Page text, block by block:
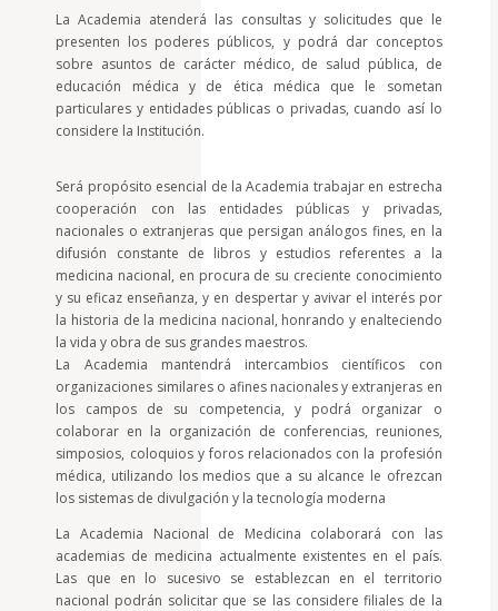
La Academia atenderá las consultas y solicitudes que le
presenten los poderes públicos, y podrá dar conceptos
sobre asuntos de carácter médico, de salud pública, de
educación médica y de ética médica que le sometan
particulares y entidades públicas o privadas, cuando así lo
considere la Institución.
Será propósito esencial de la Academia trabajar en estrecha
cooperación con las entidades públicas y privadas,
nacionales o extranjeras que persigan análogos fines, en la
difusión constante de libros y estudios referentes a la
medicina nacional, en procura de su creciente conocimiento
y su eficaz enseñanza, y en despertar y avivar el interés por
la historia de la medicina nacional, honrando y enalteciendo
la vida y obra de sus grandes maestros.
La Academia mantendrá intercambios científicos con
organizaciones similares o afines nacionales y extranjeras en
los campos de su competencia, y podrá organizar o
colaborar en la organización de conferencias, reuniones,
simposios, coloquios y foros relacionados con la profesión
médica, utilizando los medios que a su alcance le ofrezcan
los sistemas de divulgación y la tecnología moderna
La Academia Nacional de Medicina colaborará con las
academias de medicina actualmente existentes en el país.
Las que en lo sucesivo se establezcan en el territorio
nacional podrán solicitar que se las considere filiales de la